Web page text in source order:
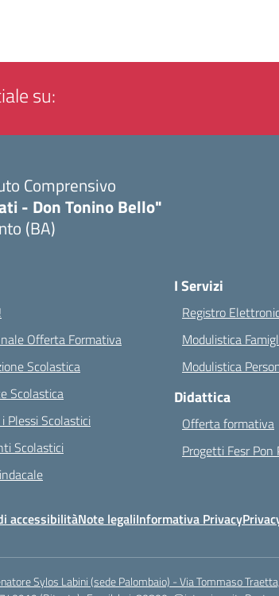
su:
Comprensivo
- Don Tonino Bello"
(BA)
Offerta Formativa
Scolastica
Scolastica
Plessi Scolastici
Scolastici
I Servizi
Registro
Modulistica
Modulistica
Didattica
Offerta formativa
Progetti Fesr Pon
accessibilitàNote legaliInformativa Privacy
Sylos Labini (sede Palombaio) - Via Tommaso